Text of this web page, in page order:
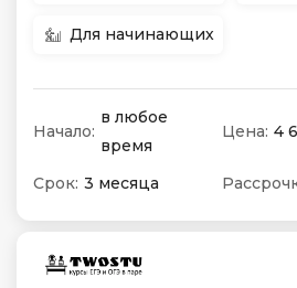
Для начинающих
Начало:
в любое
время
Цена: 4
Срок: 3 месяца